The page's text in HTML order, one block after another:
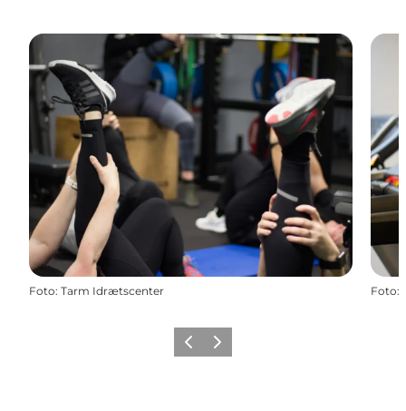
Foto: Tarm Idrætscenter Foto:
ForrigeNæste